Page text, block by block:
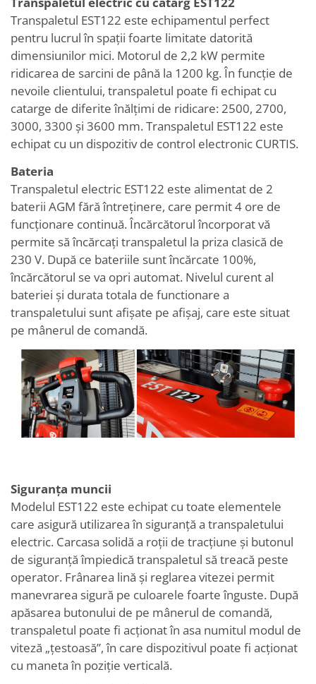
Transpaletul EST122 este echipamentul perfect
pentru lucrul în spații foarte limitate datorită
dimensiunilor mici. Motorul de 2,2 kW permite
ridicarea de sarcini de până la 1200 kg. În funcție de
nevoile clientului, transpaletul poate fi echipat cu
catarge de diferite înălțimi de ridicare: 2500, 2700,
3000, 3300 și 3600 mm. Transpaletul EST122 este
echipat cu un dispozitiv de control electronic CURTIS.
Bateria
Transpaletul electric EST122 este alimentat de 2
baterii AGM fără întreținere, care permit 4 ore de
funcționare continuă. Încărcătorul încorporat vă
permite să încărcați transpaletul la priza clasică de
230 V. După ce bateriile sunt încărcate 100%,
încărcătorul se va opri automat. Nivelul curent al
bateriei și durata totala de functionare a
transpaletului sunt afișate pe afișaj, care este situat
pe mânerul de comandă.
Siguranța muncii
Modelul EST122 este echipat cu toate elementele
care asigură utilizarea în siguranță a transpaletului
electric. Carcasa solidă a roții de tracțiune și butonul
de siguranță împiedică transpaletul să treacă peste
operator. Frânarea lină și reglarea vitezei permit
manevrarea sigură pe culoarele foarte înguste. După
apăsarea butonului de pe mânerul de comandă,
transpaletul poate fi acționat în asa numitul modul de
viteză „țestoasă”, în care dispozitivul poate fi acționat
cu maneta în poziție verticală.